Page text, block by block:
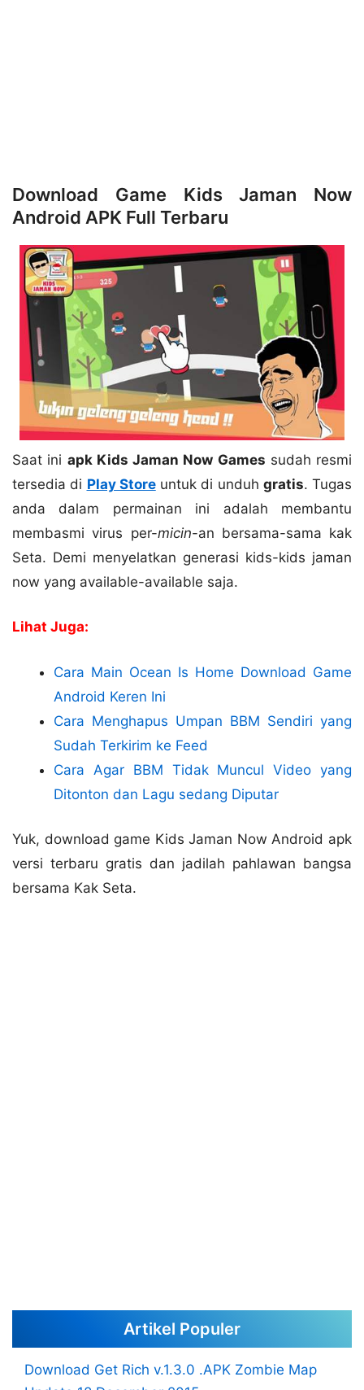
Download Game Kids Jaman Now
Android APK Full Terbaru
Saat ini apk Kids Jaman Now Games sudah resmi
tersedia di Play Storeuntuk di unduh gratis. Tugas
anda dalam permainan ini adalah membantu
membasmi virus per-micin-an bersama-sama kak
Seta. Demi menyelatkan generasi kids-kids jaman
now yang available-available saja.
Lihat Juga:
Cara Main Ocean Is Home Download Game
Android Keren Ini
Cara Menghapus Umpan BBM Sendiri yang
Sudah Terkirim ke Feed
Cara Agar BBM Tidak Muncul Video yang
Ditonton dan Lagu sedang Diputar
Yuk, download game Kids Jaman Now Android apk
versi terbaru gratis dan jadilah pahlawan bangsa
bersama Kak Seta.
Artikel Populer
Download Get Rich v.1.3.0 .APK Zombie Map